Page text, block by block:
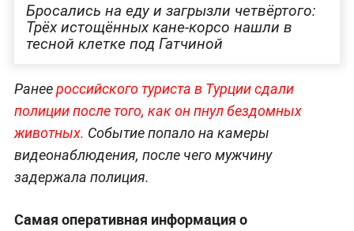
Бросались на еду и загрызли четвёртого:
Трёх истощённых кане-корсо нашли в
тесной клетке под Гатчиной
Ранеероссийского туриста в Турции сдали
полиции после того, как он пнул бездомных
животных. Событие попало на камеры
видеонаблюдения, после чего мужчину
задержала полиция.
Самая оперативная информация о